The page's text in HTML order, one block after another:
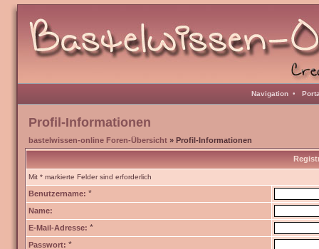
Navigation •
Profil-Informationen
bastelwissen-online Foren-Übersicht » Profil-Informationen
Mit * markierte Felder sind erforderlich
Benutzername: *
Name:
E-Mail-Adresse: *
Passwort: *